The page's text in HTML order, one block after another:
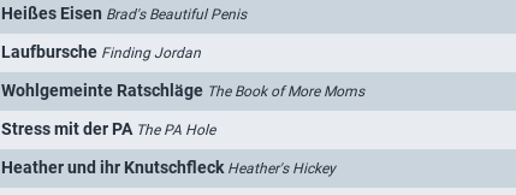
Heißes Eisen Brad's Beautiful Penis
Laufbursche Finding Jordan
Wohlgemeinte Ratschläge The Book of More Moms
Stress mit der PA The PA Hole
Heather und ihr Knutschfleck Heather's Hickey